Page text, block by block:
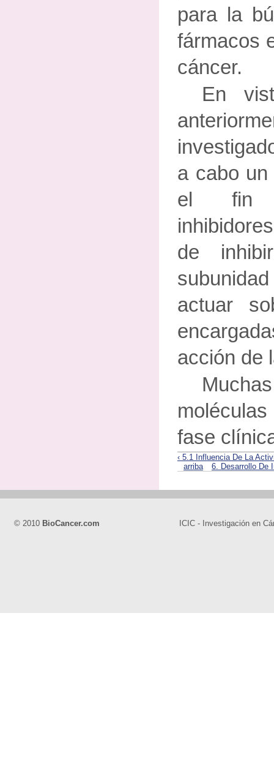
para la
fármacos
cáncer.
En
a cabo un
el fin
de
actuar
acción de
fase
‹ 5.1 Influencia De La
arriba
6. Desarrollo De
© 2010 BioCancer.com ICIC - Investigación en